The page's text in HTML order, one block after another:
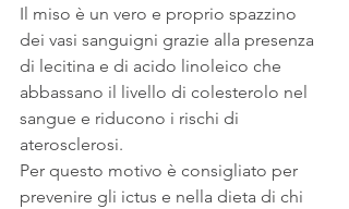
Il miso è un vero e proprio spazzino
dei vasi sanguigni grazie alla presenza
di lecitina e di acido linoleico che
abbassano il livello di colesterolo nel
sangue e riducono i rischi di
aterosclerosi.
Per questo motivo è consigliato per
prevenire gli ictus e nella dieta di chi